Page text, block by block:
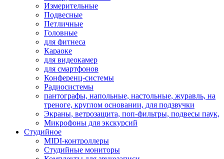
Измерительные
Подвесные
Петличные
Головные
для фитнеса
Караоке
для видеокамер
для смартфонов
Конференц-системы
Радиосистемы
пантографы, напольные, настольные, журавль, на
треноге, круглом основании, для подзвучки
Экраны, ветрозащита, поп-фильтры, подвесы паук,
Микрофоны для экскурсий
Студийное
MIDI-контроллеры
Студийные мониторы